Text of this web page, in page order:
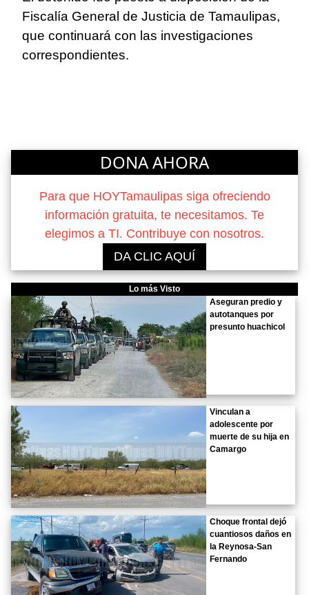
Fiscalía General de Justicia de Tamaulipas,
que continuará con las investigaciones
correspondientes.
DONA AHORA
Para que HOYTamaulipas siga ofreciendo
información gratuita, te necesitamos. Te
elegimos a TI. Contribuye con nosotros.
DA CLIC AQUÍ
Lo más Visto
Aseguran predio y
autotanques por
presunto huachicol
Vinculan a
adolescente por
muerte de su hija en
Camargo
Choque frontal dejó
cuantiosos daños en
la Reynosa-San
Fernando